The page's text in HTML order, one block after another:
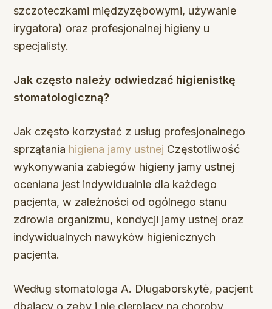
szczoteczkami międzyzębowymi, używanie
irygatora) oraz profesjonalnej higieny u
specjalisty.
Jak często należy odwiedzać higienistkę
stomatologiczną?
Jak często korzystać z usług profesjonalnego
sprzątania higiena jamy ustnej Częstotliwość
wykonywania zabiegów higieny jamy ustnej
oceniana jest indywidualnie dla każdego
pacjenta, w zależności od ogólnego stanu
zdrowia organizmu, kondycji jamy ustnej oraz
indywidualnych nawyków higienicznych
pacjenta.
Według stomatologa A. Dlugaborskytė, pacjent
dbający o zęby i nie cierpiący na choroby